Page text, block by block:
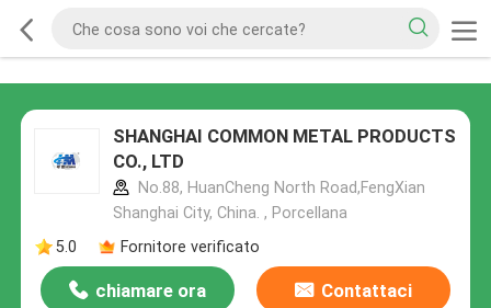
SHANGHAI COMMON METAL PRODUCTS
CO., LTD
No.88, HuanCheng North Road,FengXian
Shanghai City, China. , Porcellana
5.0
Fornitore verificato
chiamare ora Contattaci